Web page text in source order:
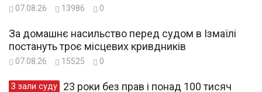
07.08.26 13986 0
За домашнє насильство перед судом в Ізмаїлі
постануть троє місцевих кривдників
07.08.26 15525 0
З зали суду